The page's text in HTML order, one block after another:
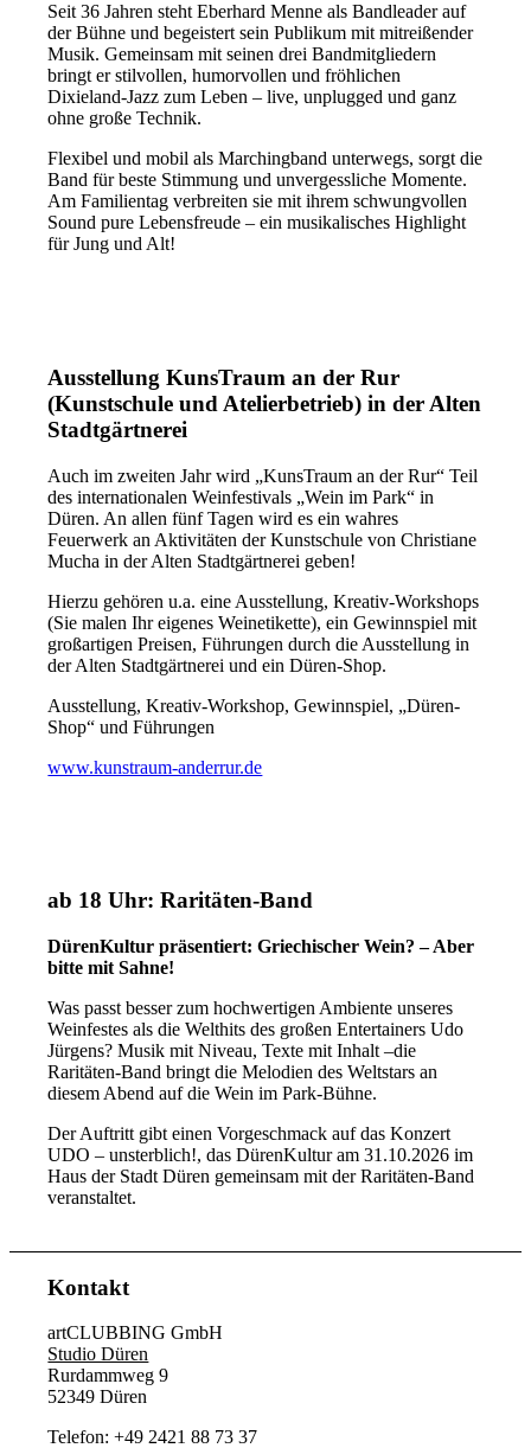
Seit 36 Jahren steht Eberhard Menne als Bandleader auf
der Bühne und begeistert sein Publikum mit mitreißender
Musik. Gemeinsam mit seinen drei Bandmitgliedern
bringt er stilvollen, humorvollen und fröhlichen
Dixieland-Jazz zum Leben – live, unplugged und ganz
ohne große Technik.
Flexibel und mobil als Marchingband unterwegs, sorgt die
Band für beste Stimmung und unvergessliche Momente.
Am Familientag verbreiten sie mit ihrem schwungvollen
Sound pure Lebensfreude – ein musikalisches Highlight
für Jung und Alt!
Ausstellung KunsTraum an der Rur
(Kunstschule und Atelierbetrieb) in der Alten
Stadtgärtnerei
Auch im zweiten Jahr wird „KunsTraum an der Rur“ Teil
des internationalen Weinfestivals „Wein im Park“ in
Düren. An allen fünf Tagen wird es ein wahres
Feuerwerk an Aktivitäten der Kunstschule von Christiane
Mucha in der Alten Stadtgärtnerei geben!
Hierzu gehören u.a. eine Ausstellung, Kreativ-Workshops
(Sie malen Ihr eigenes Weinetikette), ein Gewinnspiel mit
großartigen Preisen, Führungen durch die Ausstellung in
der Alten Stadtgärtnerei und ein Düren-Shop.
Ausstellung, Kreativ-Workshop, Gewinnspiel, „Düren-
Shop“ und Führungen
www.kunstraum-anderrur.de
ab 18 Uhr: Raritäten-Band
DürenKultur präsentiert: Griechischer Wein? – Aber
bitte mit Sahne!
Was passt besser zum hochwertigen Ambiente unseres
Weinfestes als die Welthits des großen Entertainers Udo
Jürgens? Musik mit Niveau, Texte mit Inhalt –die
Raritäten-Band bringt die Melodien des Weltstars an
diesem Abend auf die Wein im Park-Bühne.
Der Auftritt gibt einen Vorgeschmack auf das Konzert
UDO – unsterblich!, das DürenKultur am 31.10.2026 im
Haus der Stadt Düren gemeinsam mit der Raritäten-Band
veranstaltet.
Kontakt
artCLUBBING GmbH
Studio Düren
Rurdammweg 9
52349 Düren
Telefon: +49 2421 88 73 37